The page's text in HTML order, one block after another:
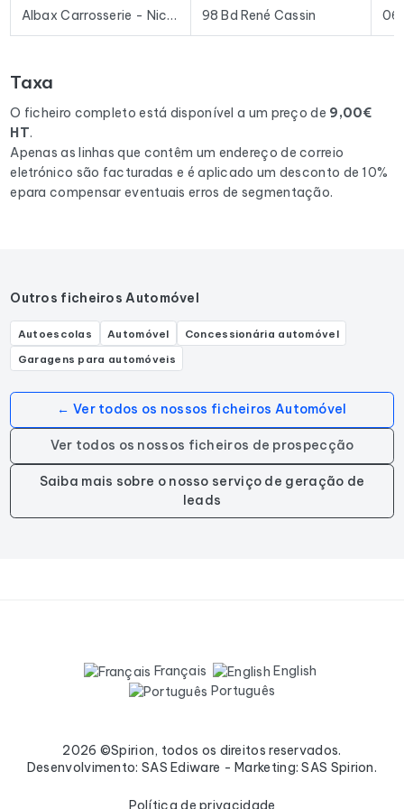
prospeção e plataformas de e-mail existentes no mercado.
actividades: Service de débosselage automobile, Mécanicien
de carrosserie automobile, Atelier de carrosserie automobile.
Albax Carrosserie - Nice Ouest 98 Bd René Cassin
Taxa
O ficheiro completo está disponível a um preço de 9,00€
HT.
Apenas as linhas que contêm um endereço de correio
eletrónico são facturadas e é aplicado um desconto de 10%
epara compensar eventuais erros de segmentação.
Outros ficheiros Automóvel
Autoescolas Automóvel
Concessionária automóvel
Garagens para automóveis
← Ver todos os nossos ficheiros Automóvel
Ver todos os nossos ficheiros de prospecção
Saiba mais sobre o nosso serviço de geração de
leads
Français
English
Português
2026 ©Spirion, todos os direitos reservados.
Desenvolvimento: SAS Ediware - Marketing: SAS Spirion.
Política de privacidade